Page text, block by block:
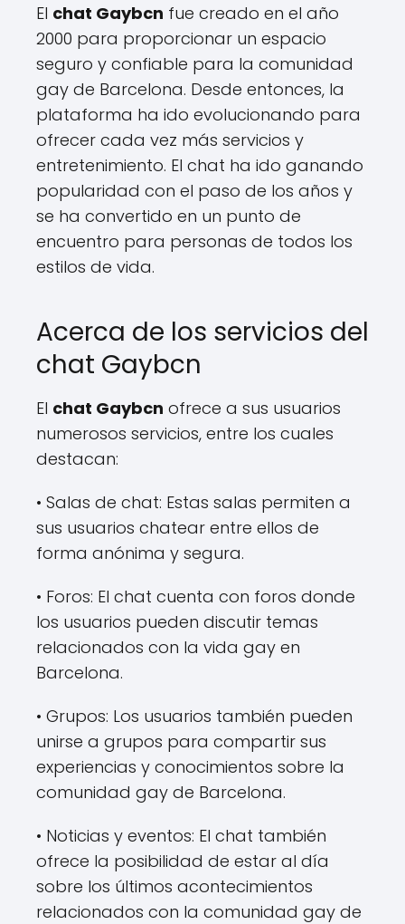
El chat Gaybcn fue creado en el año
2000 para proporcionar un espacio
seguro y confiable para la comunidad
gay de Barcelona. Desde entonces, la
plataforma ha ido evolucionando para
ofrecer cada vez más servicios y
entretenimiento. El chat ha ido ganando
popularidad con el paso de los años y
se ha convertido en un punto de
encuentro para personas de todos los
estilos de vida.
Acerca de los servicios del
chat Gaybcn
El chat Gaybcn ofrece a sus usuarios
numerosos servicios, entre los cuales
destacan:
• Salas de chat: Estas salas permiten a
sus usuarios chatear entre ellos de
forma anónima y segura.
• Foros: El chat cuenta con foros donde
los usuarios pueden discutir temas
relacionados con la vida gay en
Barcelona.
• Grupos: Los usuarios también pueden
unirse a grupos para compartir sus
experiencias y conocimientos sobre la
comunidad gay de Barcelona.
• Noticias y eventos: El chat también
ofrece la posibilidad de estar al día
sobre los últimos acontecimientos
relacionados con la comunidad gay de